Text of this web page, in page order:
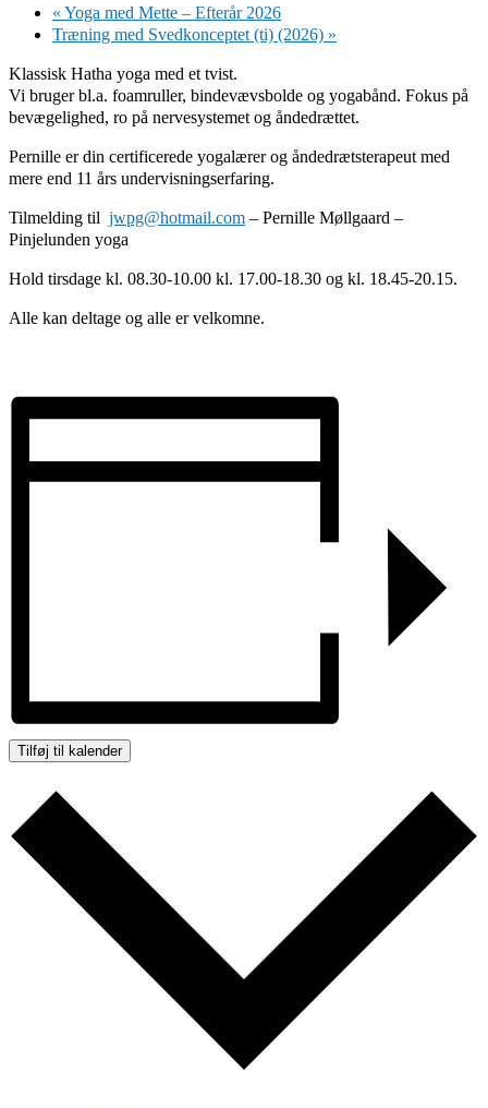
« Yoga med Mette – Efterår 2026
Træning med Svedkonceptet (ti) (2026) »
Klassisk Hatha yoga med et tvist.
Vi bruger bl.a. foamruller, bindevævsbolde og yogabånd. Fokus på
bevægelighed, ro på nervesystemet og åndedrættet.
Pernille er din certificerede yogalærer og åndedrætsterapeut med
mere end 11 års undervisningserfaring.
Tilmelding til jwpg@hotmail.com – Pernille Møllgaard –
Pinjelunden yoga
Hold tirsdage kl. 08.30-10.00 kl. 17.00-18.30 og kl. 18.45-20.15.
Alle kan deltage og alle er velkomne.
Tilføj til kalender